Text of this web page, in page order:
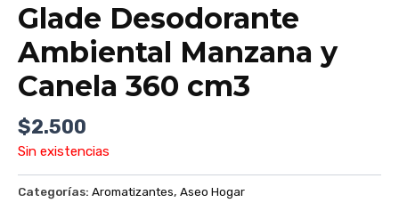
Glade Desodorante
Ambiental Manzana y
Canela 360 cm3
$2.500
Sin existencias
Categorías: Aromatizantes, Aseo Hogar